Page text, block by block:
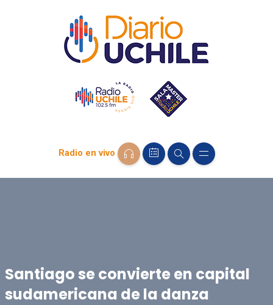
Radio en vivo
Santiago se convierte en capital
sudamericana de la danza